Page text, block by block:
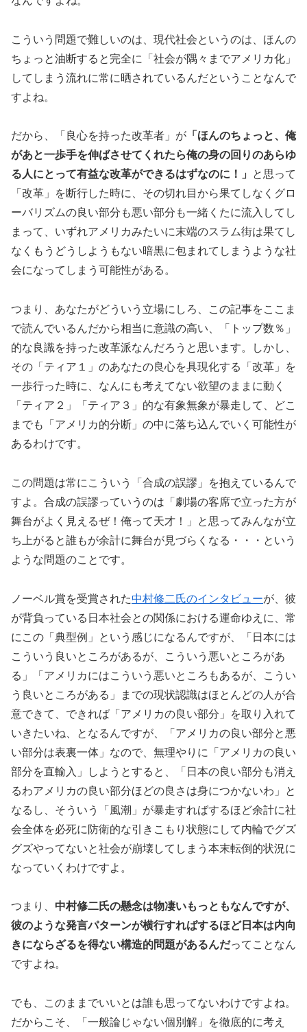
こういう問題で難しいのは、現代社会というのは、ほんの
ちょっと油断すると完全に「社会が隅々までアメリカ化」
してしまう流れに常に晒されているんだということなんで
すよね。
だから、「良心を持った改革者」が 「ほんのちょっと、俺
があと一歩手を伸ばさせてくれたら俺の身の回りのあらゆ
る人にとって有益な改革ができるはずなのに！」
と思って
「改革」を断行した時に、その切れ目から果てしなくグロ
ーバリズムの良い部分も悪い部分も一緒くたに流入してし
まって、いずれアメリカみたいに末端のスラム街は果てし
なくもうどうしようもない暗黒に包まれてしまうような社
会になってしまう可能性がある。
つまり、あなたがどういう立場にしろ、この記事をここま
で読んでいるんだから相当に意識の高い、「トップ数％」
的な良識を持った改革派なんだろうと思います。しかし、
その「ティア１」のあなたの良心を具現化する「改革」を
一歩行った時に、なんにも考えてない欲望のままに動く
「ティア２」「ティア３」的な有象無象が暴走して、どこ
までも「アメリカ的分断」の中に落ち込んでいく可能性が
あるわけです。
この問題は常にこういう「合成の誤謬」を抱えているんで
すよ。合成の誤謬っていうのは「劇場の客席で立った方が
舞台がよく見えるぜ！俺って天才！」と思ってみんなが立
ち上がると誰もが余計に舞台が見づらくなる・・・という
ような問題のことです。
ノーベル賞を受賞された中村修二氏のインタビューが、彼
が背負っている日本社会との関係における運命ゆえに、常
にこの「典型例」という感じになるんですが、「日本には
こういう良いところがあるが、こういう悪いところがあ
る」「アメリカにはこういう悪いところもあるが、こうい
う良いところがある」までの現状認識はほとんどの人が合
意できて、できれば「アメリカの良い部分」を取り入れて
いきたいね、となるんですが、「アメリカの良い部分と悪
い部分は表裏一体」なので、無理やりに「アメリカの良い
部分を直輸入」しようとすると、「日本の良い部分も消え
るわアメリカの良い部分ほどの良さは身につかないわ」と
なるし、そういう「風潮」が暴走すればするほど余計に社
会全体を必死に防衛的な引きこもり状態にして内輪でグズ
グズやってないと社会が崩壊してしまう本末転倒的状況に
なっていくわけですよ。
つまり、 中村修二氏の懸念は物凄いもっともなんですが、
彼のような発言パターンが横行すればするほど日本は内向
きにならざるを得ない構造的問題があるんだってことなん
ですよね。
でも、このままでいいとは誰も思ってないわけですよね。
だからこそ、「一般論じゃない個別解」を徹底的に考え